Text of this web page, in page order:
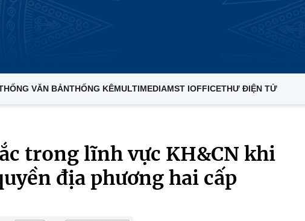
VĂN BẢNTHỐNG KÊMULTIMEDIAMST IOFFICETHƯ ĐIỆN TỬ
trong lĩnh vực KH&CN khi
địa phương hai cấp